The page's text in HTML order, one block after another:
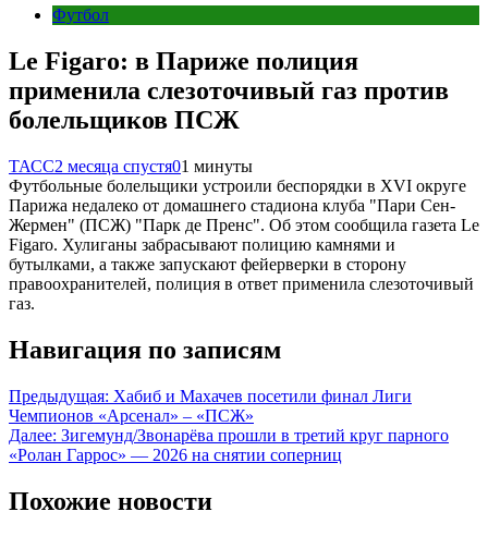
Футбол
Le Figaro: в Париже полиция
применила слезоточивый газ против
болельщиков ПСЖ
ТАСС2 месяца спустя01 минуты
Футбольные болельщики устроили беспорядки в XVI округе
Парижа недалеко от домашнего стадиона клуба "Пари Сен-
Жермен" (ПСЖ) "Парк де Пренс". Об этом сообщила газета Le
Figaro. Хулиганы забрасывают полицию камнями и
бутылками, а также запускают фейерверки в сторону
правоохранителей, полиция в ответ применила слезоточивый
газ.
Навигация по записям
Предыдущая: Хабиб и Махачев посетили финал Лиги
Чемпионов «Арсенал» – «ПСЖ»
Далее: Зигемунд/Звонарёва прошли в третий круг парного
«Ролан Гаррос» — 2026 на снятии соперниц
Похожие новости